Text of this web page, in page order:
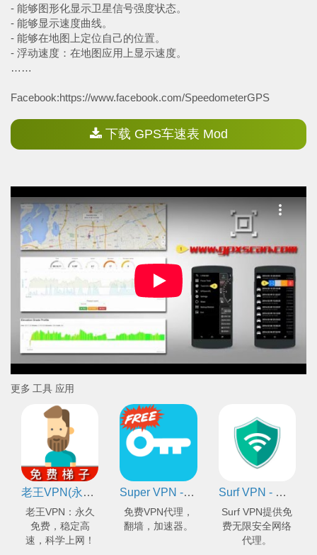
- 能够图形化显示卫星信号强度状态。
- 能够显示速度曲线。
- 能够在地图上定位自己的位置。
- 浮动速度：在地图应用上显示速度。
……
Facebook:https://www.facebook.com/SpeedometerGPS
下载 GPS车速表 Mod
更多 工具 应用
老王VPN(永久免费佛系VPN)❤️- 最好的免费VPN 秒连 高速 稳定 梯子 永久更新 科学上网
老王VPN：永久
免费，稳定高
速，科学上网！
Super VPN - 免费秒连VPN代理、翻墙、加速器
免费VPN代理，
翻墙，加速器。
Surf VPN - 永久免费不限流量的安全网络代理
Surf VPN提供免
费无限安全网络
代理。